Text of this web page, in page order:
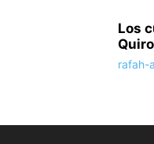
Los
rafah-